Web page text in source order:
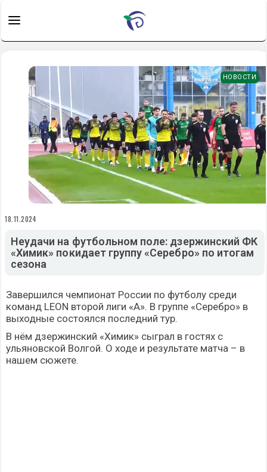
НОВОСТИ
18.11.2024
Неудачи на футбольном поле: дзержинский ФК
«Химик» покидает группу «Серебро» по итогам
сезона
Завершился чемпионат России по футболу среди
команд LEON второй лиги «А». В группе «Серебро» в
выходные состоялся последний тур.
В нём дзержинский «Химик» сыграл в гостях с
ульяновской Волгой. О ходе и результате матча – в
нашем сюжете.